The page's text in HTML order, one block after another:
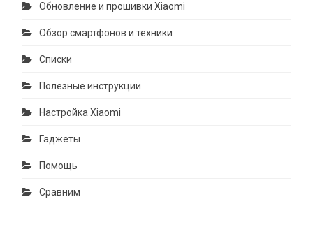
Обновление и прошивки Xiaomi
Обзор смартфонов и техники
Списки
Полезные инструкции
Настройка Xiaomi
Гаджеты
Помощь
Сравним